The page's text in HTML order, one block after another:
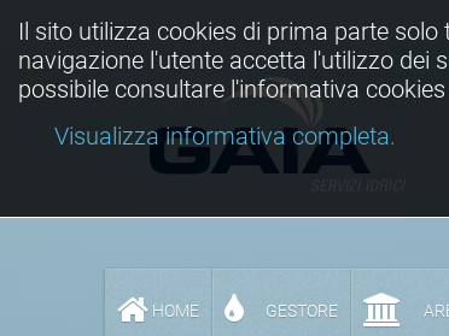
HOME GESTORE
Il sito utilizza cookies di prima parte
navigazione l'utente accetta l'utilizzo dei
possibile consultare l'informativa
Visualizza informativa completa.